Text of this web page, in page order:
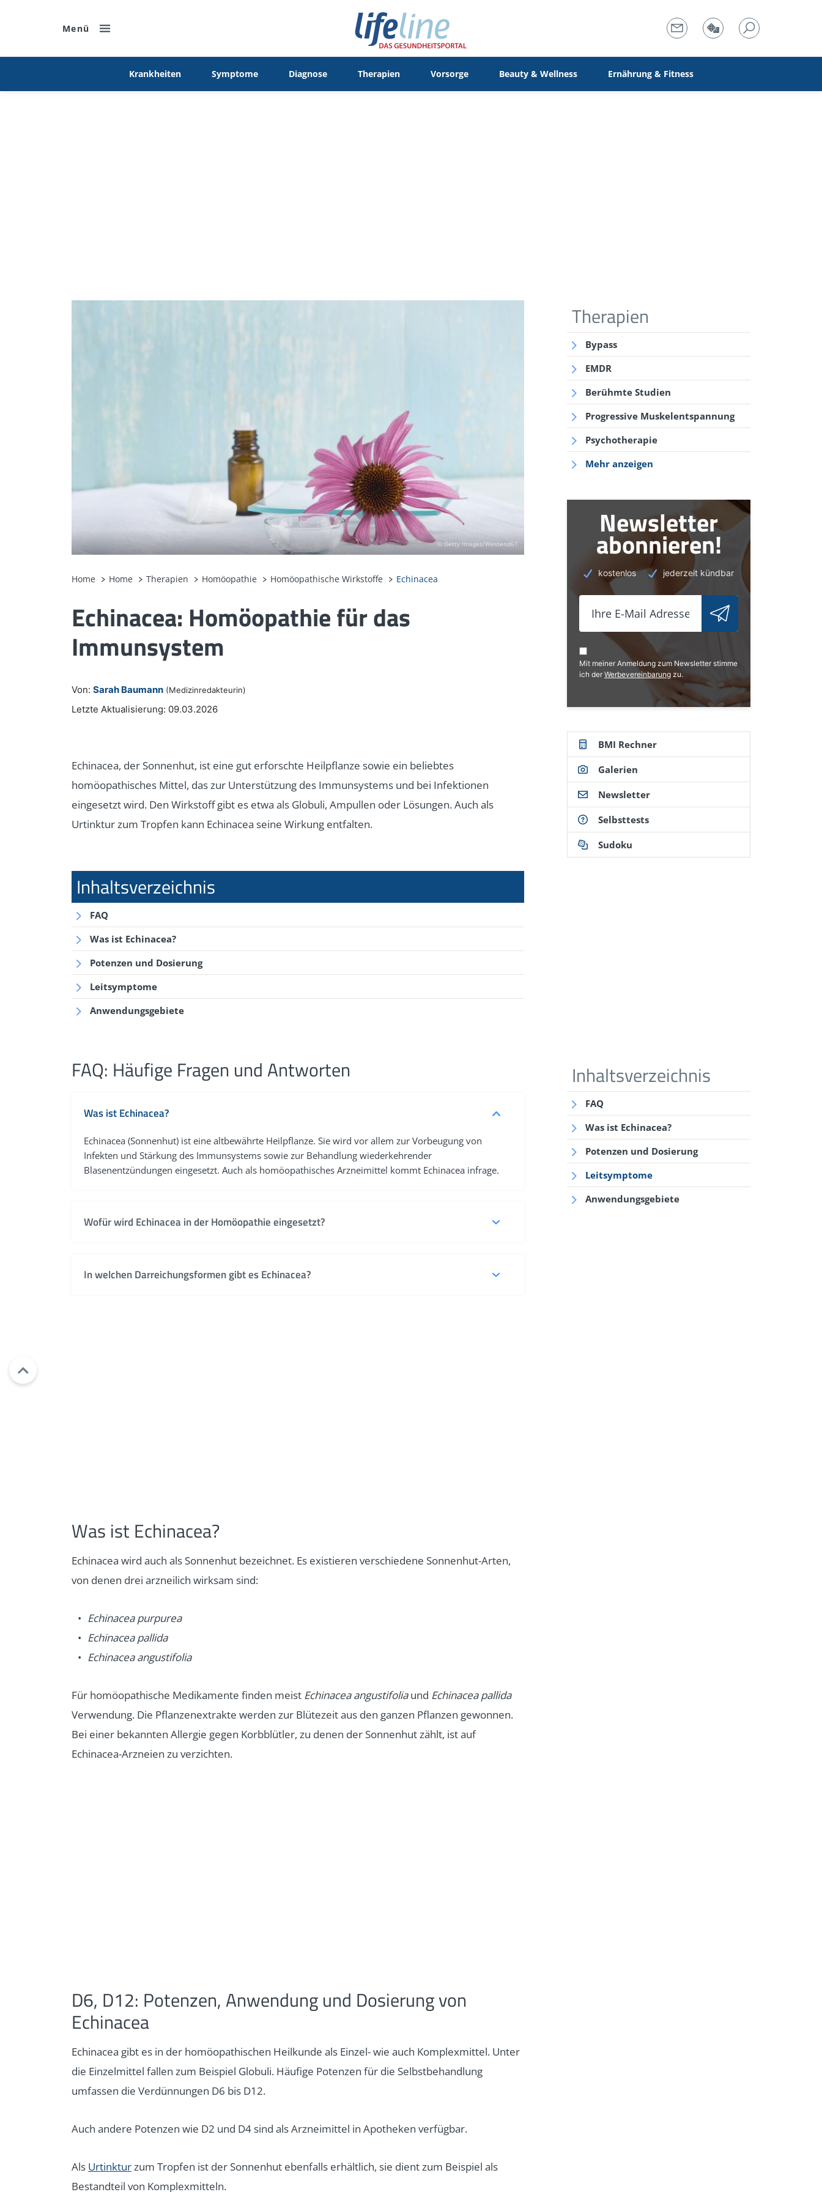
Menü
Krankheiten Symptome Diagnose Therapien Vorsorge Beauty & Wellness Ernährung & Fitness
© Getty Images/Westend61
Home Home Therapien Homöopathie Homöopathische Wirkstoffe Echinacea
Echinacea: Homöopathie für das
Immunsystem
Von: Sarah Baumann (Medizinredakteurin)
Letzte Aktualisierung: 09.03.2026
Echinacea, der Sonnenhut, ist eine gut erforschte Heilpflanze sowie ein beliebtes
homöopathisches Mittel, das zur Unterstützung des Immunsystems und bei Infektionen
eingesetzt wird. Den Wirkstoff gibt es etwa als Globuli, Ampullen oder Lösungen. Auch als
Urtinktur zum Tropfen kann Echinacea seine Wirkung entfalten.
FAQ
Was ist Echinacea?
Potenzen und Dosierung
Leitsymptome
Anwendungsgebiete
FAQ: Häufige Fragen und Antworten
Was ist Echinacea?
Echinacea (Sonnenhut) ist eine altbewährte Heilpflanze. Sie wird vor allem zur Vorbeugung von
Infekten und Stärkung des Immunsystems sowie zur Behandlung wiederkehrender
Blasenentzündungen eingesetzt. Auch als homöopathisches Arzneimittel kommt Echinacea infrage.
Wofür wird Echinacea in der Homöopathie eingesetzt?
Mittel genannt.
In welchen Darreichungsformen gibt es Echinacea?
Was ist Echinacea?
Echinacea wird auch als Sonnenhut bezeichnet. Es existieren verschiedene Sonnenhut-Arten,
von denen drei arzneilich wirksam sind:
Echinacea purpurea
Echinacea pallida
Echinacea angustifolia
Für homöopathische Medikamente finden meist Echinacea angustifoliaund Echinacea pallida
Verwendung. Die Pflanzenextrakte werden zur Blütezeit aus den ganzen Pflanzen gewonnen.
Bei einer bekannten Allergie gegen Korbblütler, zu denen der Sonnenhut zählt, ist auf
Echinacea-Arzneien zu verzichten.
D6, D12: Potenzen, Anwendung und Dosierung von
Echinacea
Echinacea gibt es in der homöopathischen Heilkunde als Einzel- wie auch Komplexmittel. Unter
die Einzelmittel fallen zum Beispiel Globuli. Häufige Potenzen für die Selbstbehandlung
umfassen die Verdünnungen D6 bis D12.
Auch andere Potenzen wie D2 und D4 sind als Arzneimittel in Apotheken verfügbar.
Als Urtinkturzum Tropfen ist der Sonnenhut ebenfalls erhältlich, sie dient zum Beispiel als
Bestandteil von Komplexmitteln.
Therapien
Bypass
EMDR
Berühmte Studien
Progressive Muskelentspannung
Psychotherapie
Mehr anzeigen
Newsletter
abonnieren!
kostenlos jederzeit kündbar
Mit meiner Anmeldung zum Newsletter stimme
ich der Werbevereinbarung zu.
BMI Rechner
Galerien
Newsletter
Selbsttests
Sudoku
FAQ
Was ist Echinacea?
Potenzen und Dosierung
Leitsymptome
Anwendungsgebiete